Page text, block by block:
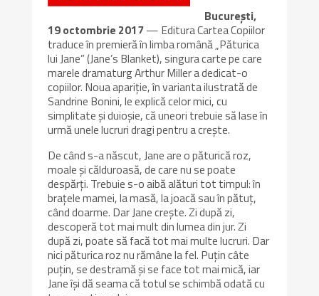
București,
19 octombrie 2017— Editura Cartea Copiilor
traduce în premieră în limba română „Păturica
lui Jane” (Jane’s Blanket), singura carte pe care
marele dramaturg Arthur Miller a dedicat-o
copiilor. Noua apariţie, în varianta ilustrată de
Sandrine Bonini, le explică celor mici, cu
simplitate şi duioşie, că uneori trebuie să lase în
urmă unele lucruri dragi pentru a crește.
De când s-a născut, Jane are o păturică roz,
moale și călduroasă, de care nu se poate
despărți. Trebuie s-o aibă alături tot timpul: în
brațele mamei, la masă, la joacă sau în pătuț,
când doarme. Dar Jane crește. Zi după zi,
descoperă tot mai mult din lumea din jur. Zi
după zi, poate să facă tot mai multe lucruri. Dar
nici păturica roz nu rămâne la fel. Puțin câte
puțin, se destramă şi se face tot mai mică, iar
Jane își dă seama că totul se schimbă odată cu